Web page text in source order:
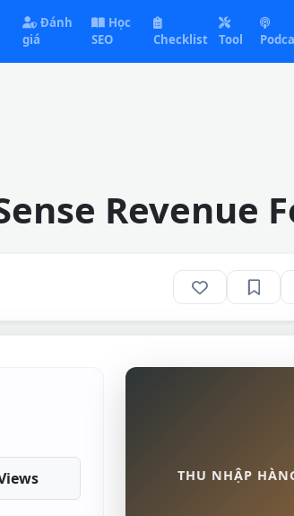
Đánh
giá
Học
SEO
Checklist Tool
Revenue
THU NHẬP